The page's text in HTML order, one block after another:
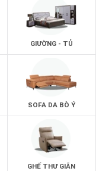
GIƯỜNG - TỦ
SOFA DA BÒ Ý
GHẾ THƯ GIÃN